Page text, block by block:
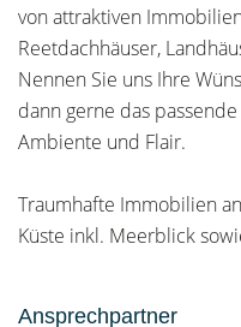
von attraktiven
Reetdachhäuser,
Nennen Sie uns Ihre
dann gerne das
Ambiente und Flair.
Traumhafte Immobilien
Küste inkl. Meerblick
Ansprechpartner